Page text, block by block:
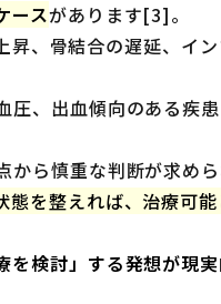
ースがあります[3]。
、骨結合の遅延、イ
、出血傾向のある疾
ら慎重な判断が求めら
を整えれば、治療可
を検討」する発想が現